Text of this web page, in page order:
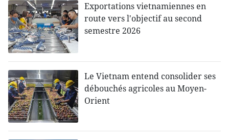
Exportations vietnamiennes en
route vers l'objectif au second
semestre 2026
Le Vietnam entend consolider ses
débouchés agricoles au Moyen-
Orient